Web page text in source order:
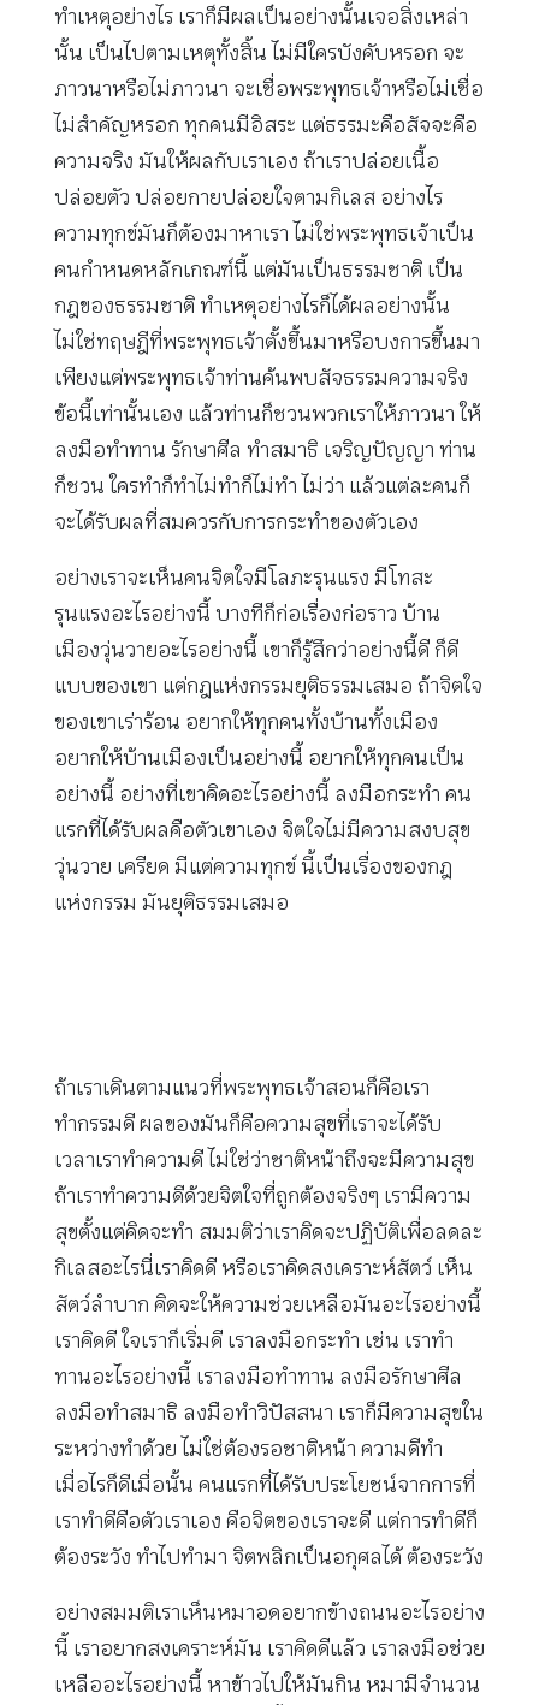
ทำเหตุอย่างไร เราก็มีผลเป็นอย่างนั้นเจอสิ่งเหล่า
นั้น เป็นไปตามเหตุทั้งสิ้น ไม่มีใครบังคับหรอก จะ
ภาวนาหรือไม่ภาวนา จะเชื่อพระพุทธเจ้าหรือไม่เชื่อ
ไม่สำคัญหรอก ทุกคนมีอิสระ แต่ธรรมะคือสัจจะคือ
ความจริง มันให้ผลกับเราเอง ถ้าเราปล่อยเนื้อ
ปล่อยตัว ปล่อยกายปล่อยใจตามกิเลส อย่างไร
ความทุกข์มันก็ต้องมาหาเรา ไม่ใช่พระพุทธเจ้าเป็น
คนกำหนดหลักเกณฑ์นี้ แต่มันเป็นธรรมชาติ เป็น
กฎของธรรมชาติ ทำเหตุอย่างไรก็ได้ผลอย่างนั้น
ไม่ใช่ทฤษฎีที่พระพุทธเจ้าตั้งขึ้นมาหรือบงการขึ้นมา
เพียงแต่พระพุทธเจ้าท่านค้นพบสัจธรรมความจริง
ข้อนี้เท่านั้นเอง แล้วท่านก็ชวนพวกเราให้ภาวนา ให้
ลงมือทำทาน รักษาศีล ทำสมาธิ เจริญปัญญา ท่าน
ก็ชวน ใครทำก็ทำไม่ทำก็ไม่ทำ ไม่ว่า แล้วแต่ละคนก็
จะได้รับผลที่สมควรกับการกระทำของตัวเอง
อย่างเราจะเห็นคนจิตใจมีโลภะรุนแรง มีโทสะ
รุนแรงอะไรอย่างนี้ บางทีก็ก่อเรื่องก่อราว บ้าน
เมืองวุ่นวายอะไรอย่างนี้ เขาก็รู้สึกว่าอย่างนี้ดี ก็ดี
แบบของเขา แต่กฎแห่งกรรมยุติธรรมเสมอ ถ้าจิตใจ
ของเขาเร่าร้อน อยากให้ทุกคนทั้งบ้านทั้งเมือง
อยากให้บ้านเมืองเป็นอย่างนี้ อยากให้ทุกคนเป็น
อย่างนี้ อย่างที่เขาคิดอะไรอย่างนี้ ลงมือกระทำ คน
แรกที่ได้รับผลคือตัวเขาเอง จิตใจไม่มีความสงบสุข
วุ่นวาย เครียด มีแต่ความทุกข์ นี้เป็นเรื่องของกฎ
แห่งกรรม มันยุติธรรมเสมอ
ถ้าเราเดินตามแนวที่พระพุทธเจ้าสอนก็คือเรา
ทำกรรมดี ผลของมันก็คือความสุขที่เราจะได้รับ
เวลาเราทำความดี ไม่ใช่ว่าชาติหน้าถึงจะมีความสุข
ถ้าเราทำความดีด้วยจิตใจที่ถูกต้องจริงๆ เรามีความ
สุขตั้งแต่คิดจะทำ สมมติว่าเราคิดจะปฏิบัติเพื่อลดละ
กิเลสอะไรนี่เราคิดดี หรือเราคิดสงเคราะห์สัตว์ เห็น
สัตว์ลำบาก คิดจะให้ความช่วยเหลือมันอะไรอย่างนี้
เราคิดดี ใจเราก็เริ่มดี เราลงมือกระทำ เช่น เราทำ
ทานอะไรอย่างนี้ เราลงมือทำทาน ลงมือรักษาศีล
ลงมือทำสมาธิ ลงมือทำวิปัสสนา เราก็มีความสุขใน
ระหว่างทำด้วย ไม่ใช่ต้องรอชาติหน้า ความดีทำ
เมื่อไรก็ดีเมื่อนั้น คนแรกที่ได้รับประโยชน์จากการที่
เราทำดีคือตัวเราเอง คือจิตของเราจะดี แต่การทำดีก็
ต้องระวัง ทำไปทำมา จิตพลิกเป็นอกุศลได้ ต้องระวัง
อย่างสมมติเราเห็นหมาอดอยากข้างถนนอะไรอย่าง
นี้ เราอยากสงเคราะห์มัน เราคิดดีแล้ว เราลงมือช่วย
เหลืออะไรอย่างนี้ หาข้าวไปให้มันกิน หมามีจำนวน